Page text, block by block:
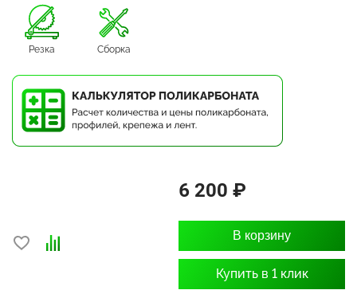
Резка Сборка
6 200 ₽
В корзину
Купить в 1 клик